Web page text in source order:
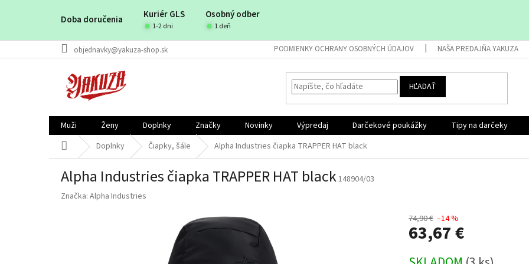
Doba doručenia Kuriér GLS Osobný odber
1-2 dni 1 deň
objednavky@yakuza-shop.sk PODMIENKY OCHRANY OSOBNÝCH ÚDAJOV NAŠA PREDAJŇA YAKUZA
HĽADAŤ
Muži Ženy Doplnky Značky Novinky Výpredaj Darčekové poukážky Tipy na darčeky
DomovDoplnky Čiapky, šále Alpha Industries čiapka TRAPPER HAT black
Alpha Industries čiapka TRAPPER HAT black148904/03
Značka: Alpha Industries
74,90 € –14 %
63,67 €